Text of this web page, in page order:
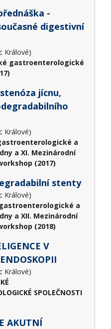
-
digestivní
Králové)
gastroenterologické
jícnu,
Králové)
a
a XI. Mezinárodní
(2017)
stenty
Králové)
a
a XII. Mezinárodní
(2018)
V
Králové)
SPOLEČNOSTI
AKUTNÍ